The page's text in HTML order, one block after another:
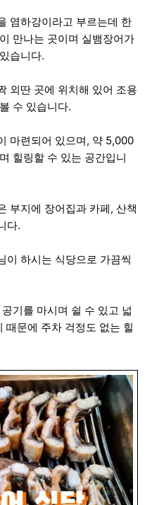
염하강이라고 부르는데 한
만나는 곳이며 실뱀장어가
습니다.
외딴 곳에 위치해 있어 조용
수 있습니다.
마련되어 있으며, 약 5,000
힐링할 수 있는 공간입니
부지에 장어집과 카페, 산책
다.
이 하시는 식당으로 가끔씩
기를 마시며 쉴 수 있고 넓
때문에 주차 걱정도 없는 힐